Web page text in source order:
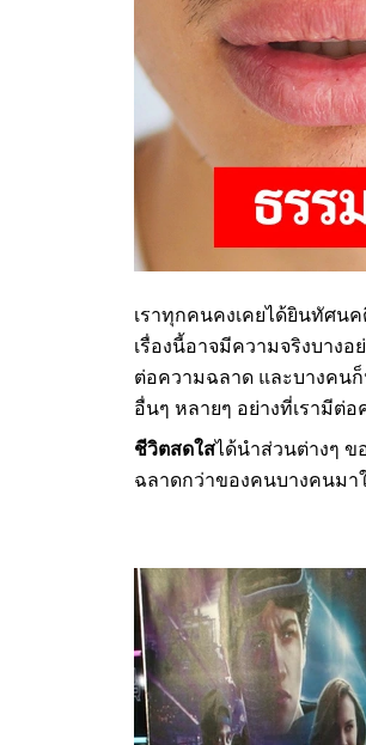
เราทุกคนคงเคยได้ยินทัศน
เรื่องนี้อาจมีความจริงบาง
ต่อความฉลาด และบางคน
อื่นๆ หลายๆ อย่างที่เรามีต่
ชีวิตสดใสได้นำส่วนต่างๆ
ฉลาดกว่าของคนบางคนม